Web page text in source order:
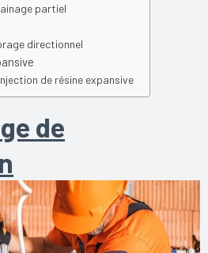
partiel
directionnel
de résine expansive
de